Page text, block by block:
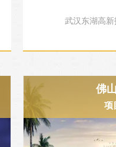
武汉东湖高
佛
项